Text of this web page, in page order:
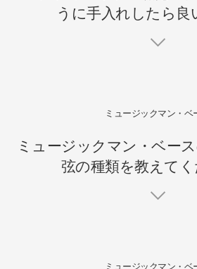
うに手入れしたら良
ミュージックマン・ベ
ミュージックマン・ベー
弦の種類を教えてく
ミュージックマン・ベ